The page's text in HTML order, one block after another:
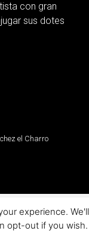
con gran
sus dotes
el Charro
experience. We'll
opt-out if you wish.